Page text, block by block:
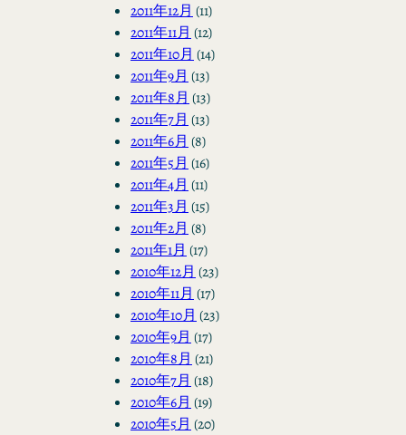
2011年12月 (11)
2011年11月 (12)
2011年10月 (14)
2011年9月 (13)
2011年8月 (13)
2011年7月 (13)
2011年6月 (8)
2011年5月 (16)
2011年4月 (11)
2011年3月 (15)
2011年2月 (8)
2011年1月 (17)
2010年12月 (23)
2010年11月 (17)
2010年10月 (23)
2010年9月 (17)
2010年8月 (21)
2010年7月 (18)
2010年6月 (19)
2010年5月 (20)